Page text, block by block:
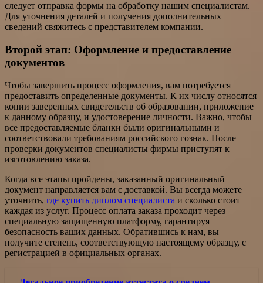
следует отправка формы на обработку нашим специалистам.
Для уточнения деталей и получения дополнительных
сведений свяжитесь с представителем компании.
Второй этап: Оформление и предоставление
документов
Чтобы завершить процесс оформления, вам потребуется
предоставить определенные документы. К их числу относятся
копии заверенных свидетельств об образовании, приложение
к данному образцу, и удостоверение личности. Важно, чтобы
все предоставляемые бланки были оригинальными и
соответствовали требованиям российского гознак. После
проверки документов специалисты фирмы приступят к
изготовлению заказа.
Когда все этапы пройдены, заказанный оригинальный
документ направляется вам с доставкой. Вы всегда можете
уточнить, где купить диплом специалиста и сколько стоит
каждая из услуг. Процесс оплата заказа проходит через
специальную защищенную платформу, гарантируя
безопасность ваших данных. Обратившись к нам, вы
получите степень, соответствующую настоящему образцу, с
регистрацией в официальных органах.